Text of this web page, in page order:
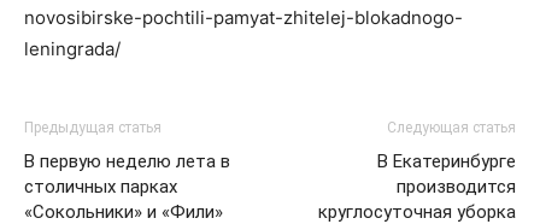
novosibirske-pochtili-pamyat-zhitelej-blokadnogo-
leningrada/
Предыдущая статья
В первую неделю лета в
столичных парках
«Сокольники» и «Фили»
Следующая статья
В Екатеринбурге
производится
круглосуточная уборка